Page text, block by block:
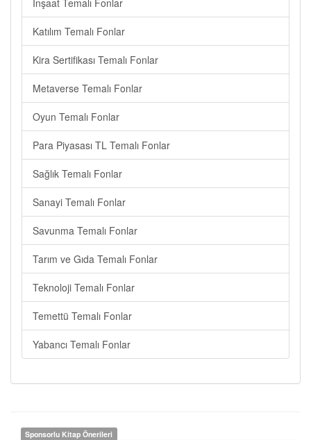
İnşaat Temalı Fonlar
Katılım Temalı Fonlar
Kira Sertifikası Temalı Fonlar
Metaverse Temalı Fonlar
Oyun Temalı Fonlar
Para Piyasası TL Temalı Fonlar
Sağlık Temalı Fonlar
Sanayi Temalı Fonlar
Savunma Temalı Fonlar
Tarım ve Gıda Temalı Fonlar
Teknoloji Temalı Fonlar
Temettü Temalı Fonlar
Yabancı Temalı Fonlar
Sponsorlu Kitap Önerileri